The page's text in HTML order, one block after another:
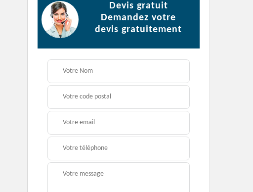
Devis gratuit
Demandez votre
devis gratuitement